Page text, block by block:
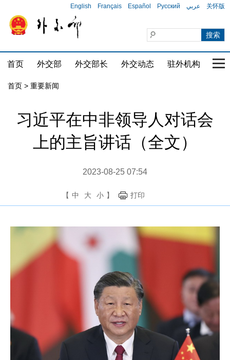
English Français Español Русский عربي 关怀版
首页 外交部 外交部长 外交动态 驻外机构 国
首页 > 重要新闻
习近平在中非领导人对话会
上的主旨讲话（全文）
2023-08-25 07:54
【 中 大 小 】 打印